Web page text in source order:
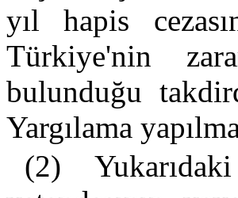
yıl hapis
Türkiye'nin
bulunduğu
Yargılama
(2)